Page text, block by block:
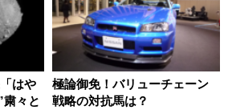
はや
粛々と
極論御免！バリューチェーン
戦略の対抗馬は？